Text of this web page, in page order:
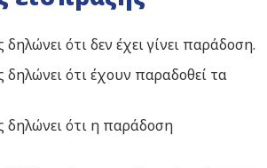
ότι δεν έχει γίνει παράδοση.
δηλώνει ότι έχουν παραδοθεί τα
δηλώνει ότι η παράδοση